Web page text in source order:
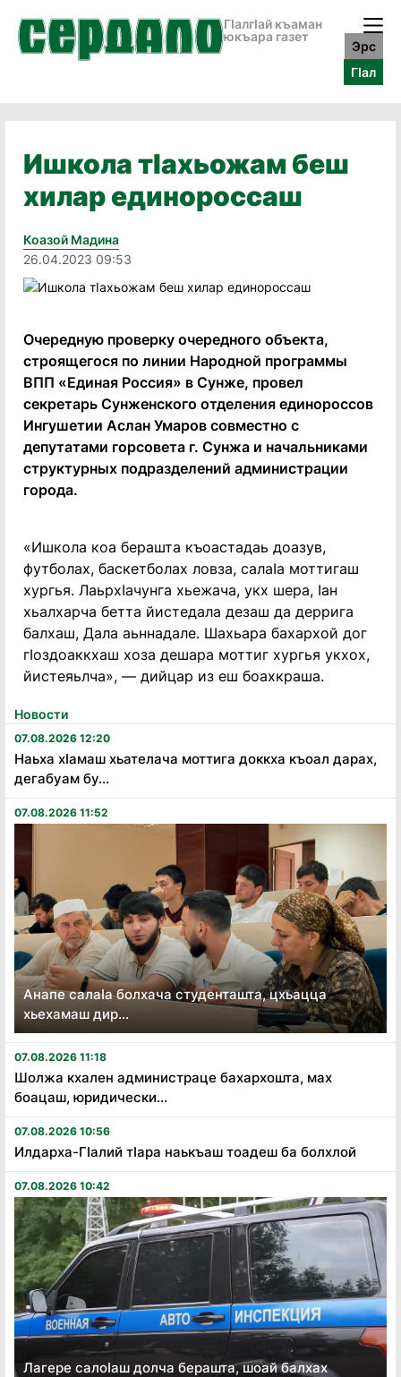
ГӀалгӀай къаман
юкъара газет
Эрс
ГӀал
Новости
07.08.2026 12:20
Наьха хӏамаш хьателача моттига доккха къоал дарах,
дегабуам бу...
07.08.2026 11:52
Анапе салаӏа болхача студенташта, цхьацца
хьехамаш дир...
07.08.2026 11:18
Шолжа кхален администраце бахархошта, мах
боацаш, юридически...
07.08.2026 10:56
Илдарха-Гӏалий тӏара наькъаш тоадеш ба болхлой
07.08.2026 10:42
Лагере салоӏаш долча берашта, шоай балхах
Ишкола тIахьожам беш
хилар единороссаш
Коазой Мадина
26.04.2023 09:53
Очередную проверку очередного объекта,
строящегося по линии Народной программы
ВПП «Единая Россия» в Сунже, провел
секретарь Сунженского отделения единороссов
Ингушетии Аслан Умаров совместно с
депутатами горсовета г. Сунжа и начальниками
структурных подразделений администрации
города.
«Ишкола коа берашта къоастадаь доазув,
футболах, баскетболах ловза, салаIа моттигаш
хургья. ЛаьрхIачунга хьежача, укх шера, Iан
хьалхарча бетта йистедала дезаш да деррига
балхаш, Дала аьннадале. Шахьара бахархой дог
гIоздоаккхаш хоза дешара моттиг хургья укхох,
йистеяьлча», — дийцар из еш боахкраша.